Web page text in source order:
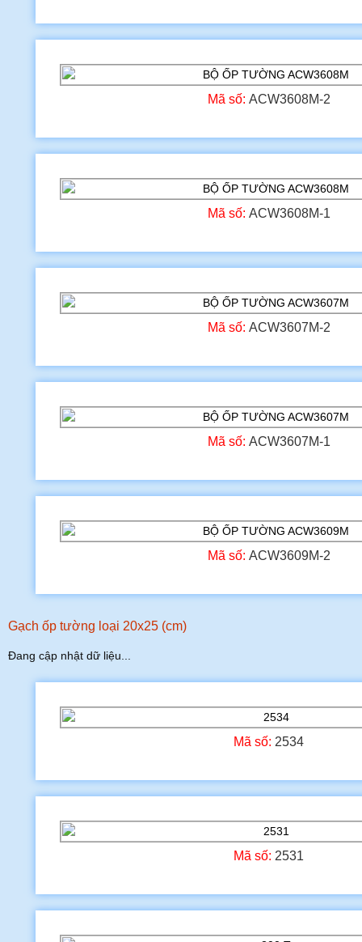
Mã số: ACW3608M-2
Mã số: ACW3608M-1
Mã số: ACW3607M-2
Mã số: ACW3607M-1
Mã số: ACW3609M-2
Gạch ốp tường loại 20x25 (cm)
Đang cập nhật dữ liệu...
Mã số: 2534
Mã số: 2531